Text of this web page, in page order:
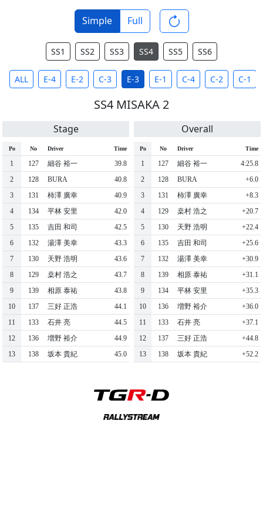
Simple Full
SS1 SS2 SS3 SS4 SS5 SS6
ALL E-4 E-2 C-3 E-3 E-1 C-4 C-2 C-1
SS4 MISAKA 2
Stage
Po No Driver Time
1 127 細谷 裕一
39.8
2
128 BURA
40.8
3
131 柿澤 廣幸
40.9
4
134 平林 安里
42.0
5
135 吉田 和司
42.5
6
132 湯澤 美幸
43.3
7
130 天野 浩明
43.6
8
129 桒村 浩之
43.7
9
139 相原 泰祐
43.8
10
137 三好 正浩
44.1
11
133 石井 亮
44.5
12
136 増野 裕介
44.9
13
138 坂本 貴紀 45.0
Overall
Po No Driver Time
1 127 細谷 裕一
4:25.8
2
128 BURA
+6.0
3
131 柿澤 廣幸
+8.3
4
129 桒村 浩之
+20.7
5
130 天野 浩明
+22.4
6
135 吉田 和司
+25.6
7
132 湯澤 美幸
+30.9
8
139 相原 泰祐
+31.1
9
134 平林 安里
+35.3
10
136 増野 裕介
+36.0
11
133 石井 亮
+37.1
12
137 三好 正浩
+44.8
13
138 坂本 貴紀 +52.2